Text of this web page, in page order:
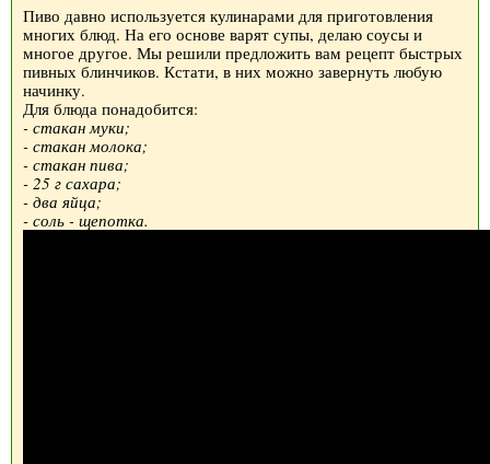
Пиво давно используется кулинарами для приготовления
многих блюд. На его основе варят супы, делаю соусы и
многое другое. Мы решили предложить вам рецепт быстрых
пивных блинчиков. Кстати, в них можно завернуть любую
начинку.
Для блюда понадобится:
- стакан муки;
- стакан молока;
- стакан пива;
- 25 г сахара;
- два яйца;
- соль - щепотка.